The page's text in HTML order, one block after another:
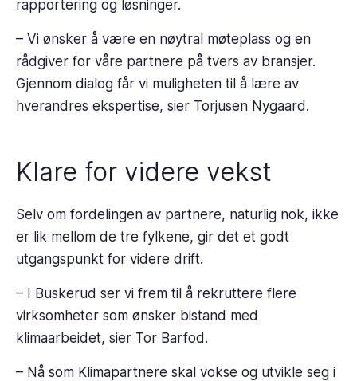
rapportering og løsninger.
– Vi ønsker å være en nøytral møteplass og en
rådgiver for våre partnere på tvers av bransjer.
Gjennom dialog får vi muligheten til å lære av
hverandres ekspertise, sier Torjusen Nygaard.
Klare for videre vekst
Selv om fordelingen av partnere, naturlig nok, ikke
er lik mellom de tre fylkene, gir det et godt
utgangspunkt for videre drift.
– I Buskerud ser vi frem til å rekruttere flere
virksomheter som ønsker bistand med
klimaarbeidet, sier Tor Barfod.
– Nå som Klimapartnere skal vokse og utvikle seg i